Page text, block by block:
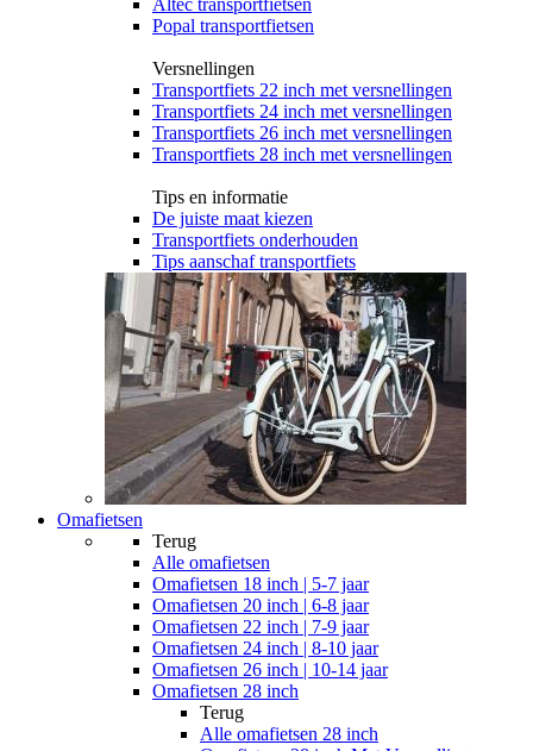
Altec transportfietsen
Popal transportfietsen
Versnellingen
Transportfiets 22 inch met versnellingen
Transportfiets 24 inch met versnellingen
Transportfiets 26 inch met versnellingen
Transportfiets 28 inch met versnellingen
Tips en informatie
De juiste maat kiezen
Transportfiets onderhouden
Tips aanschaf transportfiets
Omafietsen
Terug
Alle omafietsen
Omafietsen 18 inch | 5-7 jaar
Omafietsen 20 inch | 6-8 jaar
Omafietsen 22 inch | 7-9 jaar
Omafietsen 24 inch | 8-10 jaar
Omafietsen 26 inch | 10-14 jaar
Omafietsen 28 inch
Terug
Alle omafietsen 28 inch